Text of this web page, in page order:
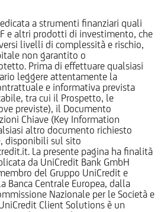
a strumenti finanziari quali
e altri prodotti di investimento, che
livelli di complessità e rischio,
non garantito o
Prima di effettuare qualsiasi
leggere attentamente la
e informativa prevista
tra cui il Prospetto, le
previste), il Documento
Chiave (Key Information
altro documento richiesto
disponibili sul sito
La presente pagina ha finalità
da UniCredit Bank GmbH
del Gruppo UniCredit e
Banca Centrale Europea, dalla
Nazionale per le Società e
Client Solutions è un